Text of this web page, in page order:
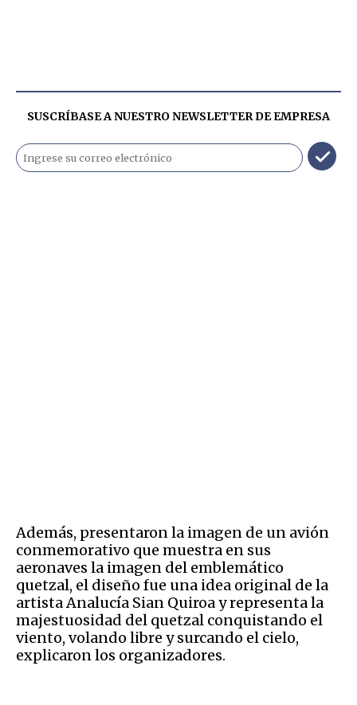
SUSCRÍBASE A NUESTRO NEWSLETTER DEEMPRESA
Además, presentaron la imagen de un avión
conmemorativo que muestra en sus
aeronaves la imagen del emblemático
quetzal, el diseño fue una idea original de la
artista Analucía Sian Quiroa y representa la
majestuosidad del quetzal conquistando el
viento, volando libre y surcando el cielo,
explicaron los organizadores.